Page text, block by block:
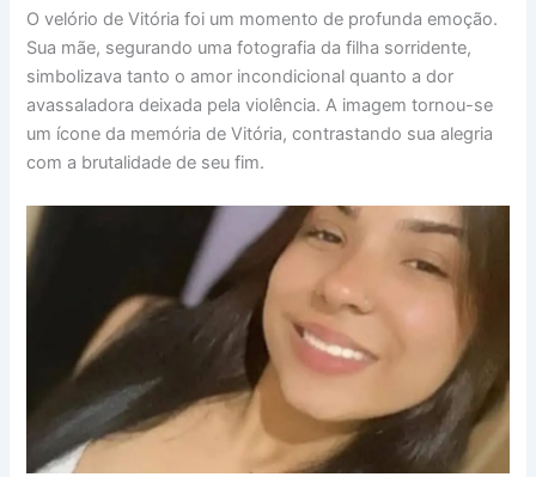
O velório de Vitória foi um momento de profunda emoção.
Sua mãe, segurando uma fotografia da filha sorridente,
simbolizava tanto o amor incondicional quanto a dor
avassaladora deixada pela violência. A imagem tornou-se
um ícone da memória de Vitória, contrastando sua alegria
com a brutalidade de seu fim.